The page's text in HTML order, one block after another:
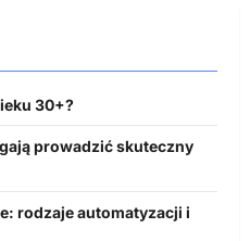
30+?
prowadzić skuteczny
rodzaje automatyzacji i